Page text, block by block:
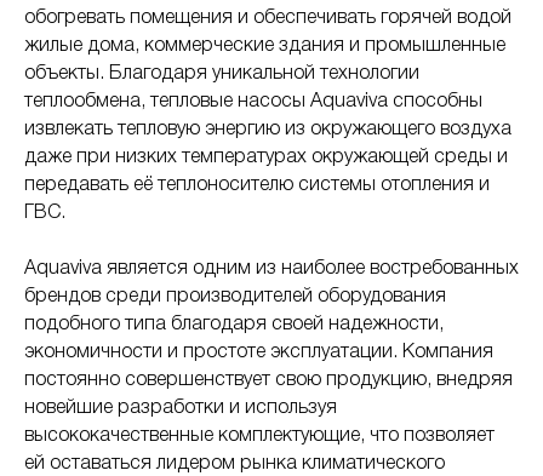
обогревать помещения и обеспечивать горячей водой
жилые дома, коммерческие здания и промышленные
объекты. Благодаря уникальной технологии
теплообмена, тепловые насосы Aquaviva способны
извлекать тепловую энергию из окружающего воздуха
даже при низких температурах окружающей среды и
передавать её теплоносителю системы отопления и
ГВС.
Aquaviva является одним из наиболее востребованных
брендов среди производителей оборудования
подобного типа благодаря своей надежности,
экономичности и простоте эксплуатации. Компания
постоянно совершенствует свою продукцию, внедряя
новейшие разработки и используя
высококачественные комплектующие, что позволяет
ей оставаться лидером рынка климатического